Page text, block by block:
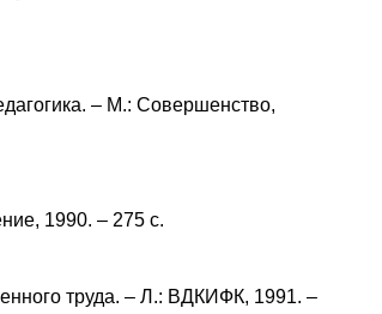
– М.: Совершенство,
1990. – 275 с.
труда. – Л.: ВДКИФК, 1991. –